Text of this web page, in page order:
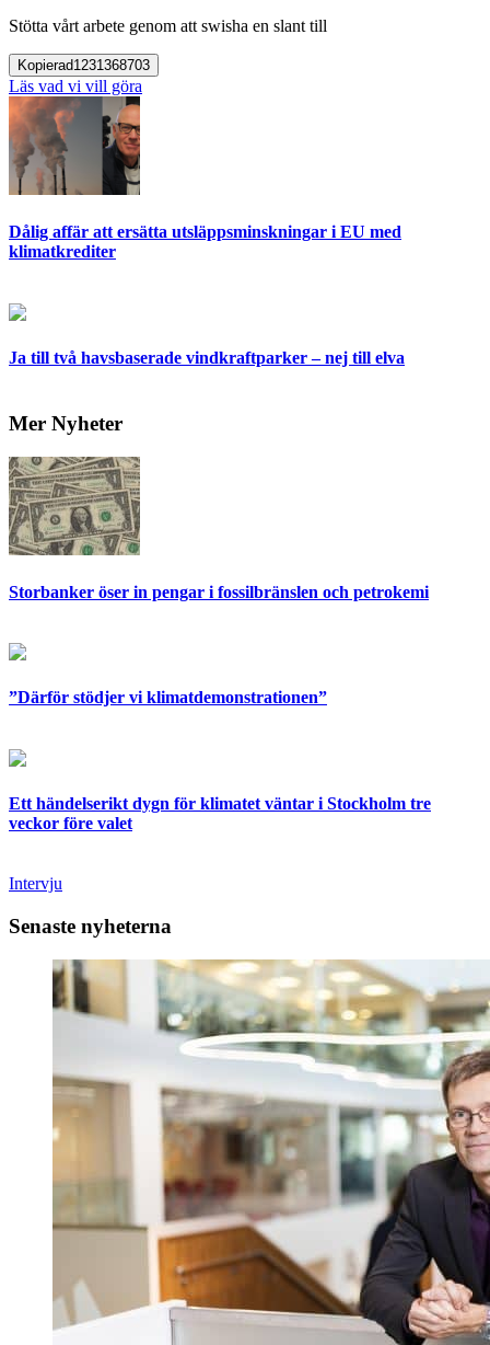
Stötta vårt arbete genom att swisha en slant till
Kopierad1231368703
Läs vad vi vill göra
Dålig affär att ersätta utsläppsminskningar i EU med
klimatkrediter
Ja till två havsbaserade vindkraftparker – nej till elva
Mer Nyheter
Storbanker öser in pengar i fossilbränslen och petrokemi
”Därför stödjer vi klimatdemonstrationen”
Ett händelserikt dygn för klimatet väntar i Stockholm tre
veckor före valet
Intervju
Senaste nyheterna